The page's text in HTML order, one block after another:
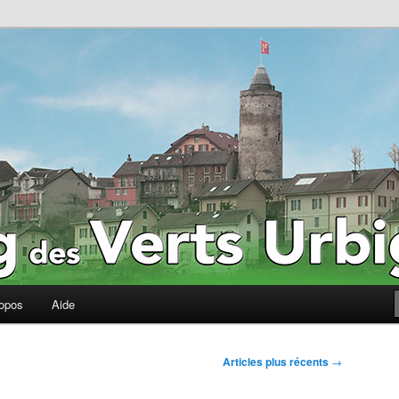
Urbigènes
Aide
Articles plus récents →